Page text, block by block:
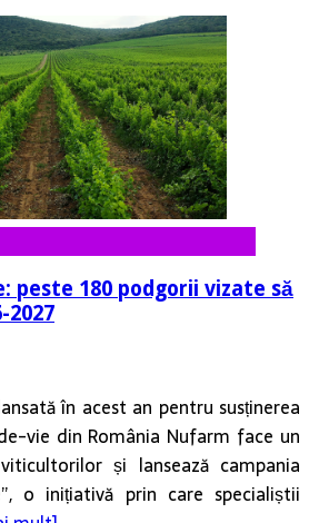
peste 180 podgorii vizate să
2027
în acest an pentru susținerea
vie din România Nufarm face un
și lansează campania
o inițiativă prin care specialiștii